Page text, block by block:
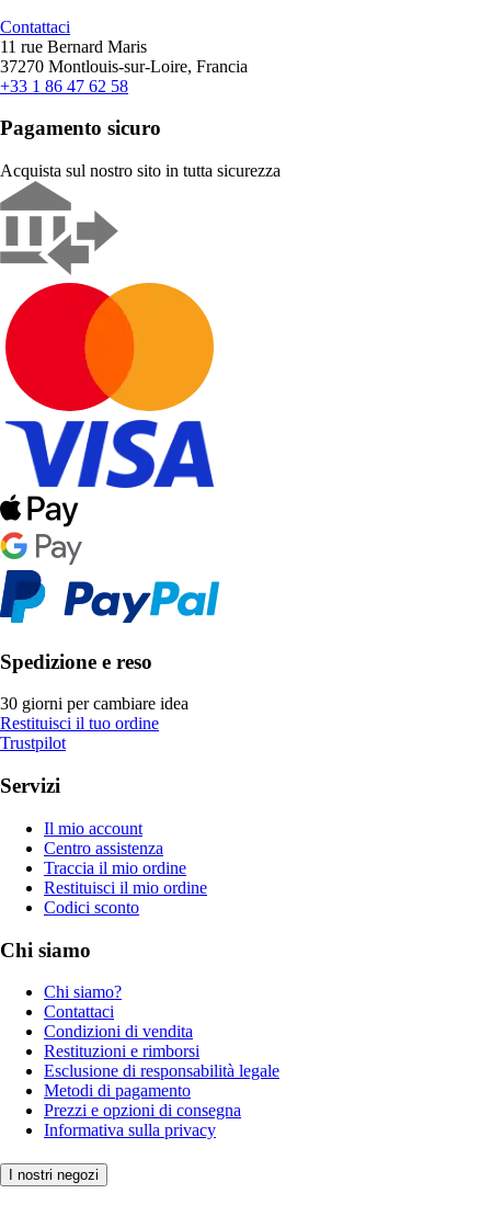
Contattaci
11 rue Bernard Maris
37270 Montlouis-sur-Loire, Francia
+33 1 86 47 62 58
Pagamento sicuro
Acquista sul nostro sito in tutta sicurezza
Spedizione e reso
30 giorni per cambiare idea
Restituisci il tuo ordine
Trustpilot
Servizi
Il mio account
Centro assistenza
Traccia il mio ordine
Restituisci il mio ordine
Codici sconto
Chi siamo
Chi siamo?
Contattaci
Condizioni di vendita
Restituzioni e rimborsi
Esclusione di responsabilità legale
Metodi di pagamento
Prezzi e opzioni di consegna
Informativa sulla privacy
I nostri negozi